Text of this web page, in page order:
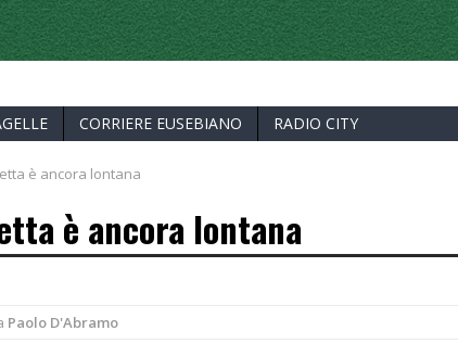
CORRIERE EUSEBIANO RADIO CITY
è ancora lontana
è ancora lontana
Paolo D'Abramo